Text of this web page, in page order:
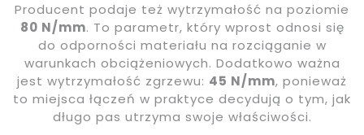
Producent podaje też wytrzymałość na poziomie
80 N/mm. To parametr, który wprost odnosi się
do odporności materiału na rozciąganie w
warunkach obciążeniowych. Dodatkowo ważna
jest wytrzymałość zgrzewu: 45 N/mm, ponieważ
to miejsca łączeń w praktyce decydują o tym, jak
długo pas utrzyma swoje właściwości.